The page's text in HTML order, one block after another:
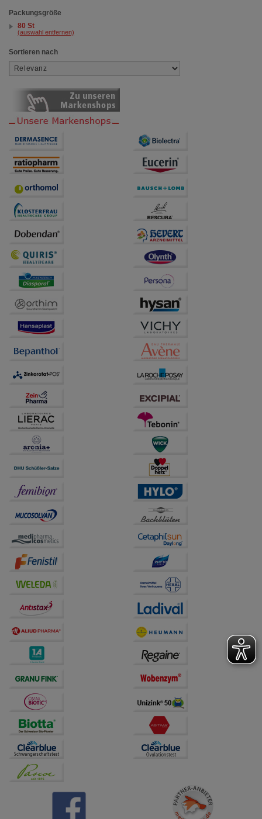
Packungsgröße
80 St
(auswahl entfernen)
Sortieren nach